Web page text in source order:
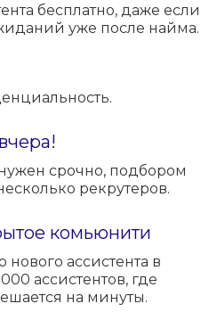
бесплатно, даже если
уже после найма.
срочно, подбором
рекрутеров.
комьюнити
ассистента в
ассистентов, где
на минуты.